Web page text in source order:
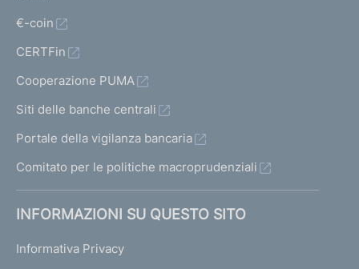
€-coin
CERTFin
Cooperazione PUMA
Siti delle banche centrali
Portale della vigilanza bancaria
Comitato per le politiche macroprudenziali
INFORMAZIONI SU QUESTO SITO
Informativa Privacy